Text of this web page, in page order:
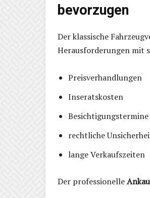
bevorzugen
Der klassische
Herausforderungen mit
Preisverhandlungen
Inseratskosten
Besichtigungstermine
rechtliche
lange Verkaufszeiten
Der professionelle